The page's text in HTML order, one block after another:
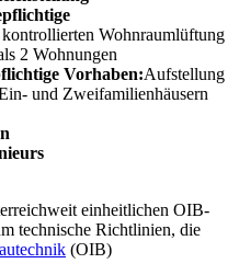
Wohnraumlüftung
2 Wohnungen
Vorhaben:Aufstellung
und Zweifamilienhäusern
einheitlichen OIB-
technische Richtlinien, die
(OIB)